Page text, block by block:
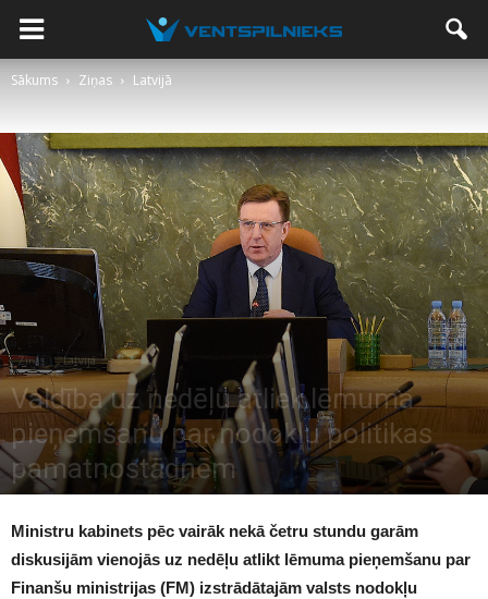
Sākums Ziņas Latvijā
Ziņas Latvijā
Valdība uz nedēļu atliek lēmuma
pieņemšanu par nodokļu politikas
pamatnostādnēm
Ministru kabinets pēc vairāk nekā četru stundu garām
diskusijām vienojās uz nedēļu atlikt lēmuma pieņemšanu par
Finanšu ministrijas (FM) izstrādātajām valsts nodokļu